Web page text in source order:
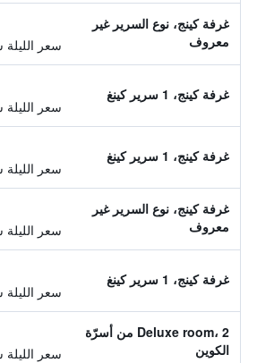
غرفة كينج، نوع السرير غير
معروف
سعر
غرفة كينج، 1 سرير كينغ
سعر
غرفة كينج، 1 سرير كينغ
سعر
غرفة كينج، نوع السرير غير
معروف
سعر
غرفة كينج، 1 سرير كينغ
سعر
Deluxe room، 2 من أسرّة
الكوين
سعر